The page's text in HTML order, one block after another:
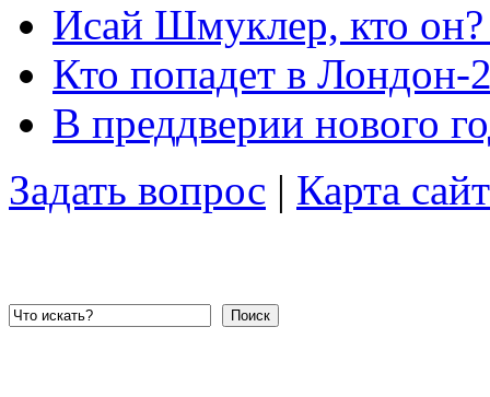
Исай Шмуклер, кто он?
Кто попадет в Лондон-
В преддверии нового
Задать вопрос | Карта
Поиск